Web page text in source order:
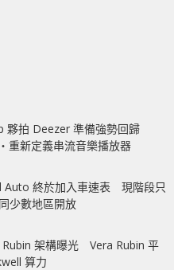
夥拍 Deezer 準備強勢回歸
重新定義串流音樂播放器
Auto 終於加入車速表 現階段只
少數地區開放
Rubin 架構曝光 Vera Rubin 平
算力